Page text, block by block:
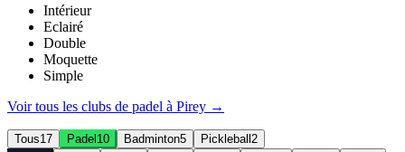
Intérieur
Eclairé
Double
Moquette
Simple
Voir tous les clubs de padel à Pirey →
Tous17 Padel 10 Badminton5 Pickleball 2